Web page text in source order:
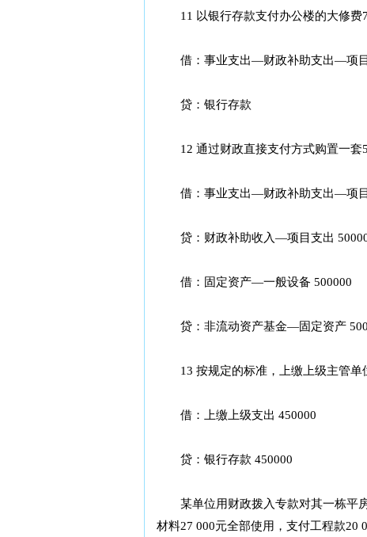
11 以银行存款支付办公楼的大修费
借：事业支出—财政补助支出—项目
贷：银行存款
12 通过财政直接支付方式购置一套
借：事业支出—财政补助支出—项目
贷：财政补助收入—项目支出
借：固定资产—一般设备 500000
贷：非流动资产基金—固定资产
13 按规定的标准，上缴上级主管单
借：上缴上级支出 450000
贷：银行存款 450000
某单位用财政拨入专款对其一栋平房
材料27 000元全部使用，支付工程款20